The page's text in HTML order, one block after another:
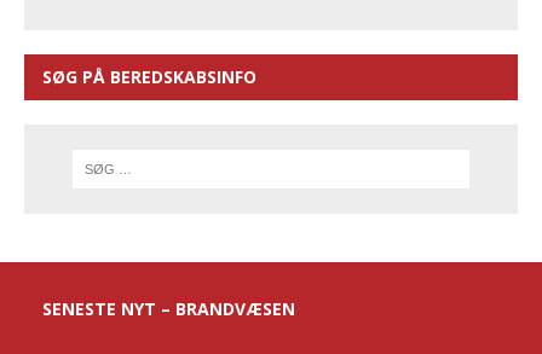
SØG PÅ BEREDSKABSINFO
SENESTE NYT – BRANDVÆSEN